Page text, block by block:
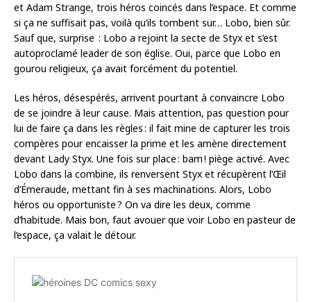
et Adam Strange, trois héros coincés dans l’espace. Et comme
si ça ne suffisait pas, voilà qu’ils tombent sur… Lobo, bien sûr.
Sauf que, surprise : Lobo a rejoint la secte de Styx et s’est
autoproclamé leader de son église. Oui, parce que Lobo en
gourou religieux, ça avait forcément du potentiel.
Les héros, désespérés, arrivent pourtant à convaincre Lobo
de se joindre à leur cause. Mais attention, pas question pour
lui de faire ça dans les règles : il fait mine de capturer les trois
compères pour encaisser la prime et les amène directement
devant Lady Styx. Une fois sur place : bam ! piège activé. Avec
Lobo dans la combine, ils renversent Styx et récupèrent l’Œil
d’Émeraude, mettant fin à ses machinations. Alors, Lobo
héros ou opportuniste ? On va dire les deux, comme
d’habitude. Mais bon, faut avouer que voir Lobo en pasteur de
l’espace, ça valait le détour.